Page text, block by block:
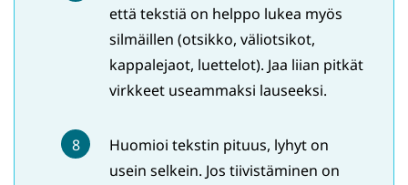
että tekstiä on helppo lukea myös
silmäillen (otsikko, väliotsikot,
kappalejaot, luettelot). Jaa liian pitkät
virkkeet useammaksi lauseeksi.
Huomioi tekstin pituus, lyhyt on
usein selkein. Jos tiivistäminen on